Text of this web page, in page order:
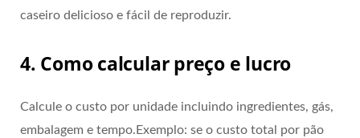
caseiro delicioso e fácil de reproduzir.
4. Como calcular preço e lucro
Calcule o custo por unidade incluindo ingredientes, gás,
embalagem e tempo.Exemplo: se o custo total por pão